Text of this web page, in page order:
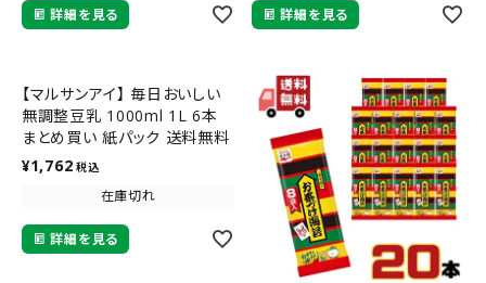
詳細を見る 詳細を見る
【マルサンアイ】 毎日おいしい
無調整豆乳 1000ml 1L 6本
まとめ買い 紙パック 送料無料
¥1,762 税込
在庫切れ
詳細を見る